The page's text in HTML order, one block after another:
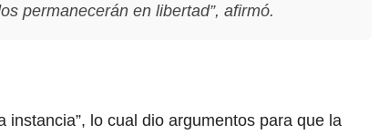
permanecerán en libertad”, afirmó.
lo cual dio argumentos para que la